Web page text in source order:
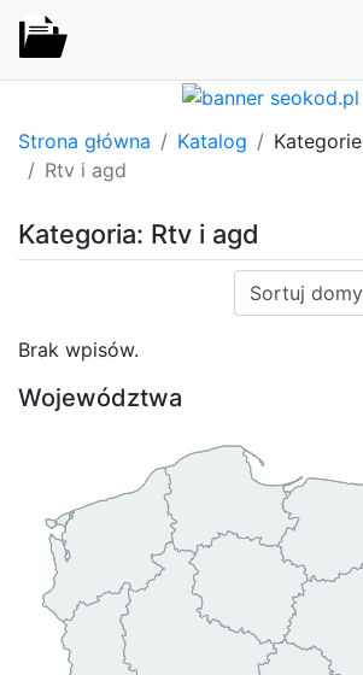
Strona główna Katalog Kategorie
Rtv i agd
Kategoria: Rtv i agd
Sortuj:
Brak wpisów.
Województwa